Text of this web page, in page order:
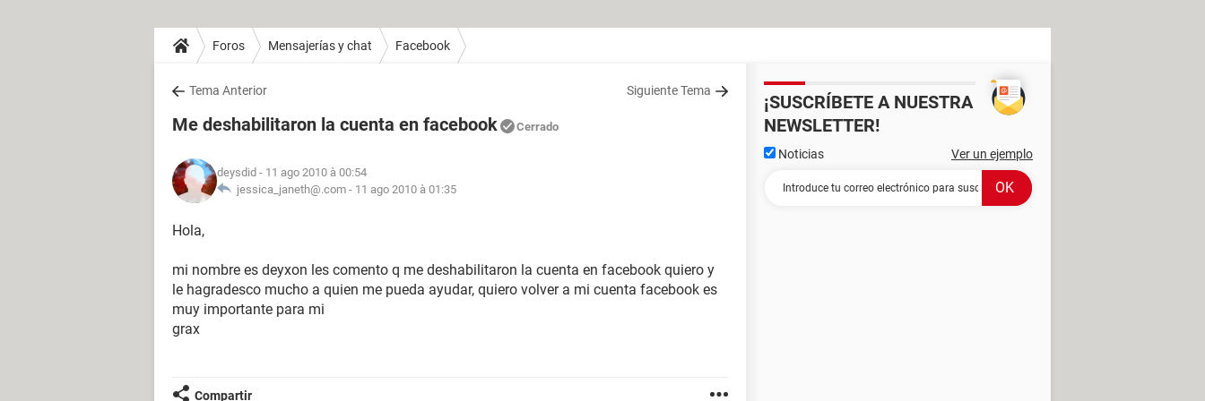
Foros Mensajerías y chat Facebook
Tema Anterior Siguiente Tema
Me deshabilitaron la cuenta en facebook Cerrado
deysdid - 11 ago 2010 à 00:54
jessica_janeth@.com - 11 ago 2010 à 01:35
Hola,
mi nombre es deyxon les comento q me deshabilitaron la cuenta en facebook quiero y
le hagradesco mucho a quien me pueda ayudar, quiero volver a mi cuenta facebook es
muy importante para mi
grax
Compartir
¡SUSCRÍBETE A NUESTRA
NEWSLETTER!
Noticias Ver un ejemplo